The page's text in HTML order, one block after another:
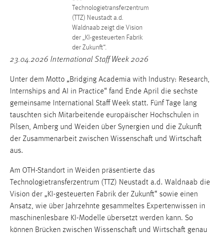
Technologietransferzentrum
(TTZ) Neustadt a.d.
Waldnaab zeigt die Vision
der „KI-gesteuerten Fabrik
der Zukunft“.
23.04.2026 International Staff Week 2026
Unter dem Motto „Bridging Academia with Industry: Research,
Internships and AI in Practice“ fand Ende April die sechste
gemeinsame International Staff Week statt. Fünf Tage lang
tauschten sich Mitarbeitende europäischer Hochschulen in
Pilsen, Amberg und Weiden über Synergien und die Zukunft
der Zusammenarbeit zwischen Wissenschaft und Wirtschaft
aus.
Am OTH-Standort in Weiden präsentierte das
Technologietransferzentrum (TTZ) Neustadt a.d. Waldnaab die
Vision der „KI-gesteuerten Fabrik der Zukunft“ sowie einen
Ansatz, wie über Jahrzehnte gesammeltes Expertenwissen in
maschinenlesbare KI-Modelle übersetzt werden kann. So
können Brücken zwischen Wissenschaft und Wirtschaft genau
Performance
Name:
Zweck:
Für performante Seitenauslieferung wird in diesem Cookie
gespeichert, ob man eingeloggt ist.
Sprachpräferenz
site-language-preference
Zweck:
Das Cookie speichert die gewählte Sprache der Website.
Cookie Laufzeit:
30 Tage